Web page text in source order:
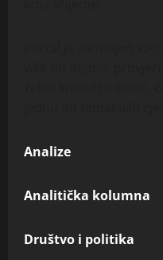
Analize
Analitička kolumna
Društvo i politika